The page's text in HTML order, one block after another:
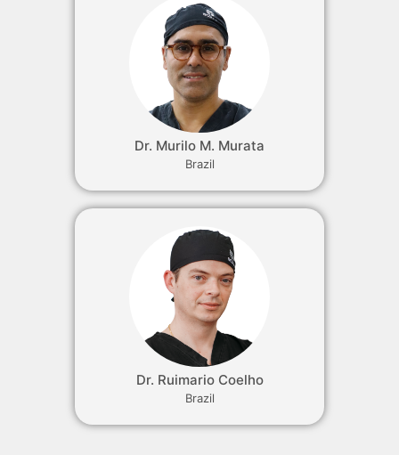
Dr. Murilo M. Murata
Brazil
Dr. Ruimario Coelho
Brazil